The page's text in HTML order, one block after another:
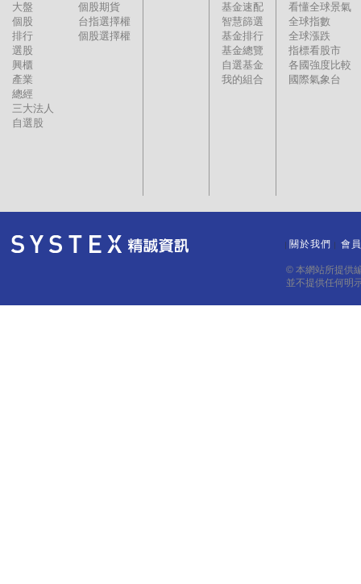
大盤
個股
排行
選股
興櫃
產業
總經
三大法人
自選股
個股期貨
台指選擇權
個股選擇權
基金速配
智慧篩選
基金排行
基金總覽
自選基金
我的組合
看懂全球景氣
全球指數
全球漲跌
指標看股市
各國強度比較
國際氣象台
關於我們 會
© 本網站所提供
並不提供任何明